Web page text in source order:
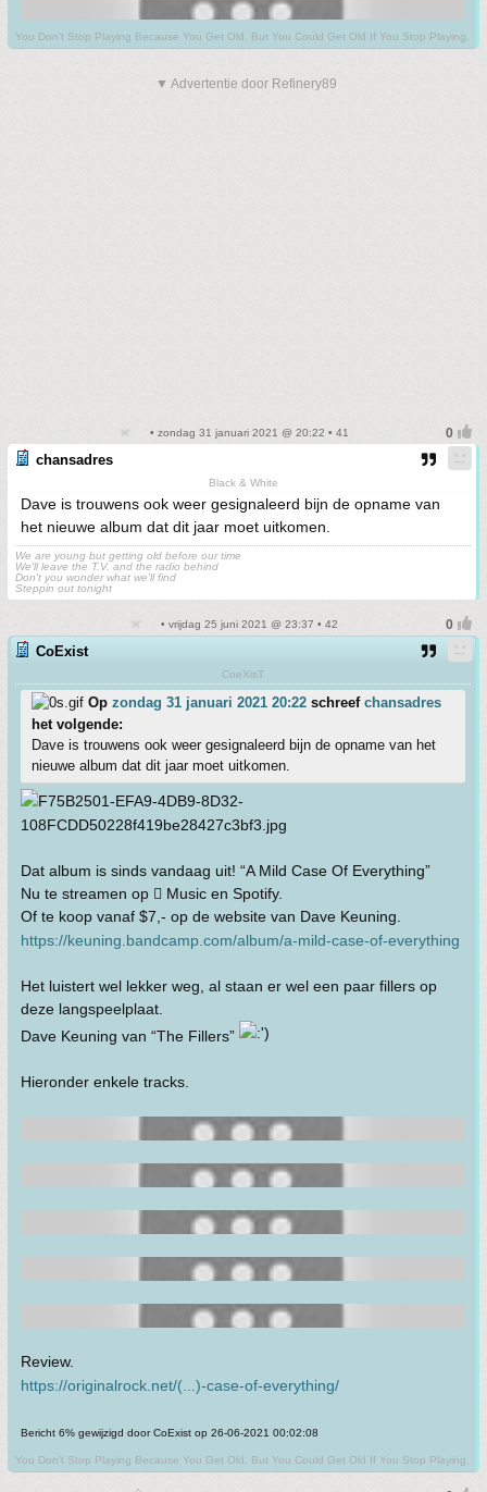
You Don't Stop Playing Because You Get Old. But You Could Get Old If You Stop Playing.
▼ Advertentie door Refinery89
• zondag 31 januari 2021 @ 20:22 • 41
chansadres
Black & White
Dave is trouwens ook weer gesignaleerd bijn de opname van
het nieuwe album dat dit jaar moet uitkomen.
We are young but getting old before our time
We'll leave the T.V. and the radio behind
Don't you wonder what we'll find
Steppin out tonight
• vrijdag 25 juni 2021 @ 23:37 • 42
CoExist
CoeXisT
Op zondag 31 januari 2021 20:22 schreef chansadres
het volgende:
Dave is trouwens ook weer gesignaleerd bijn de opname van het
nieuwe album dat dit jaar moet uitkomen.
Dat album is sinds vandaag uit! “A Mild Case Of Everything”
Nu te streamen op  Music en Spotify.
Of te koop vanaf $7,- op de website van Dave Keuning.
https://keuning.bandcamp.com/album/a-mild-case-of-everything
Het luistert wel lekker weg, al staan er wel een paar fillers op
deze langspeelplaat.
Dave Keuning van “The Fillers”
Hieronder enkele tracks.
Review.
https://originalrock.net/(...)-case-of-everything/
Bericht 6% gewijzigd door CoExist op 26-06-2021 00:02:08
You Don't Stop Playing Because You Get Old. But You Could Get Old If You Stop Playing.